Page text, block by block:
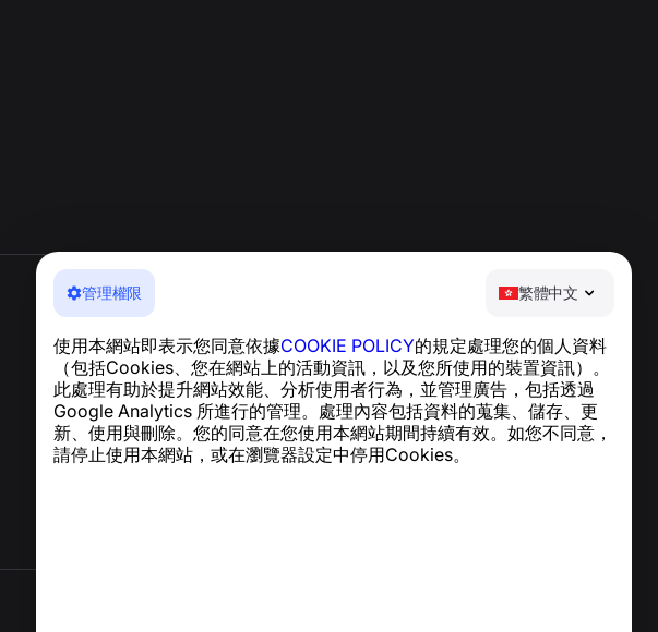
管理權限 繁體中文
使用本網站即表示您同意依據COOKIE POLICY的規定處理您的個人資料
（包括Cookies、您在網站上的活動資訊，以及您所使用的裝置資訊）。
此處理有助於提升網站效能、分析使用者行為，並管理廣告，包括透過
Google Analytics 所進行的管理。處理內容包括資料的蒐集、儲存、更
新、使用與刪除。您的同意在您使用本網站期間持續有效。如您不同意，
請停止使用本網站，或在瀏覽器設定中停用Cookies。
說明中心
新聞與文章
關於專案
聯絡方式